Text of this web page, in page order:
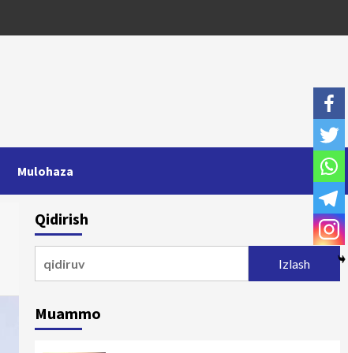
Mulohaza
Qidirish
Muammo